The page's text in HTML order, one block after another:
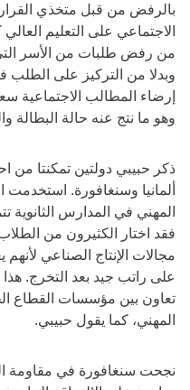
بالرفض من قبل متخذي
الاجتماعي على التعليم
من رفض طلبات من الأسر التي
وبدلا من التركيز على
إرضاء المطالب الاجتماعية
وهو ما نتج عنه حالة البطالة
ذكر حبيبي دولتين تمكنتا من
ألمانيا وسنغافورة. استخدمت
المهني في المدارس الثانوية
فقد اختار الكثيرون من
مجالات الإنتاج الصناعي
على راتب جيد بعد التخرج.
تعاون بين مؤسسات القطاع
المهني، كما يقول حبيبي.
نجحت سنغافورة في مقاومة